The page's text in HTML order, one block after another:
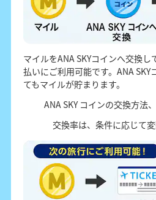
マイルをANA SKYコインへ交換し
払いにご利用可能です。ANA SKY
てもマイルが貯まります。
ANA SKY コインの交換方法
交換率は、条件に応じて